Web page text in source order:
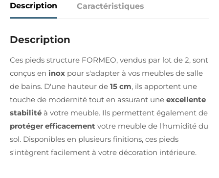
Description Caractéristiques
Description
Ces pieds structure FORMEO, vendus par lot de 2, sont
conçus en inox pour s'adapter à vos meubles de salle
de bains. D'une hauteur de 15 cm, ils apportent une
touche de modernité tout en assurant une excellente
stabilité à votre meuble. Ils permettent également de
protéger efficacement votre meuble de l'humidité du
sol. Disponibles en plusieurs finitions, ces pieds
s'intègrent facilement à votre décoration intérieure.